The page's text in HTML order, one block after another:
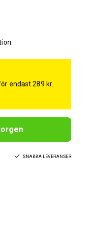
endast 289 kr.
SNABBA LEVERANSER